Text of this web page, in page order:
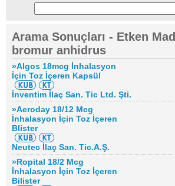
Arama Sonuçları - Etken
bromur anhidrus
»Algos 18mcg İnhalasyon
İçin Toz İçeren Kapsül
İnventim İlaç San. Tic Ltd. Şti.
»Aeroday 18/12 Mcg
İnhalasyon İçin Toz İçeren
Blister
Neutec İlaç San. Tic.A.Ş.
»Ropital 18/2 Mcg
İnhalasyon İçin Toz İçeren
Bilister